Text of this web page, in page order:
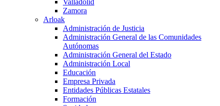
Valladolid
Zamora
Arloak
Administración de Justicia
Administración General de las Comunidades
Autónomas
Administración General del Estado
Administración Local
Educación
Empresa Privada
Entidades Públicas Estatales
Formación